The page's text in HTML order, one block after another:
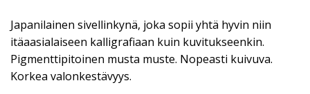
Japanilainen sivellinkynä, joka sopii yhtä hyvin niin
itäaasialaiseen kalligrafiaan kuin kuvitukseenkin.
Pigmenttipitoinen musta muste. Nopeasti kuivuva.
Korkea valonkestävyys.